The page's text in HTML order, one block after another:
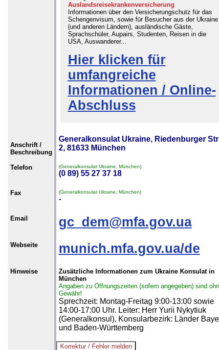
Auslandsreisekrankenversicherung
Informationen über den Versicherungschutz für das
Schengenvisum, sowie für Besucher aus der Ukraine
(und anderen Ländern), ausländische Gäste,
Sprachschüler, Aupairs, Studenten, Reisen in die
USA, Auswanderer...
Hier klicken für
umfangreiche
Informationen / Online-
Abschluss
Anschrift /
Beschreibung
Generalkonsulat Ukraine, Riedenburger
2, 81633 München
Telefon (Generalkonsulat Ukraine, München)
(0 89) 55 27 37 18
Fax (Generalkonsulat Ukraine, München)
-
Email gc_dem@mfa.gov.ua
Webseite munich.mfa.gov.ua/de
Hinweise
Zusätzliche Informationen zum Ukraine Konsulat in
München
Angaben zu Öffnungszeiten (sofern angegeben) sind
Gewähr!
Sprechzeit: Montag-Freitag 9:00-13:00 sowie
14:00-17:00 Uhr. Leiter: Herr Yurii Nykytiuk
(Generalkonsul), Konsularbezirk: Länder
und Baden-Württemberg